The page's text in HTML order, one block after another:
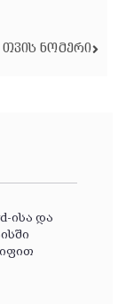
ᲜᲝᲛᲔᲠᲘ
ისა და